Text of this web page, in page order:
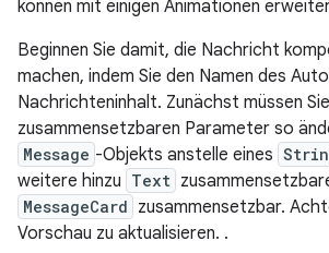
können mit einigen Animationen
Beginnen Sie damit, die Nachricht
machen, indem Sie den Namen des
Nachrichteninhalt. Zunächst müssen
zusammensetzbaren Parameter so
Message -Objekts anstelle eines
weitere hinzu Text
MessageCard zusammensetzbar.
Vorschau zu aktualisieren. .